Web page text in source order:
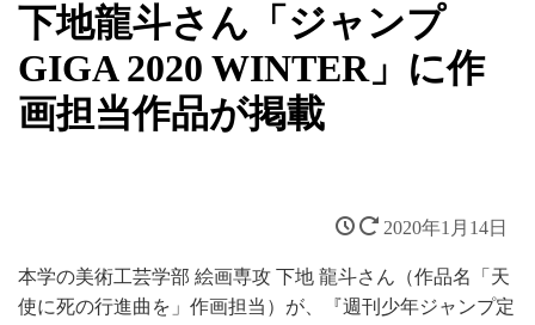
下地龍斗さん「ジャンプ
GIGA 2020 WINTER」に作
画担当作品が掲載
2020年1月14日
本学の美術工芸学部 絵画専攻 下地 龍斗さん（作品名「天
使に死の行進曲を」作画担当）が、『週刊少年ジャンプ定